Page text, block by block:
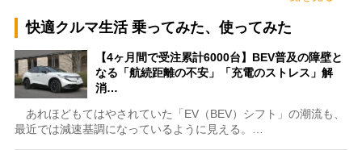
快適クルマ生活 乗ってみた、使ってみた
【4ヶ月間で受注累計6000台】BEV普及の障壁と
なる「航続距離の不安」「充電のストレス」解
消…
あれほどもてはやされていた「EV（BEV）シフト」の潮流も、
最近では減速基調になっているように見える。…